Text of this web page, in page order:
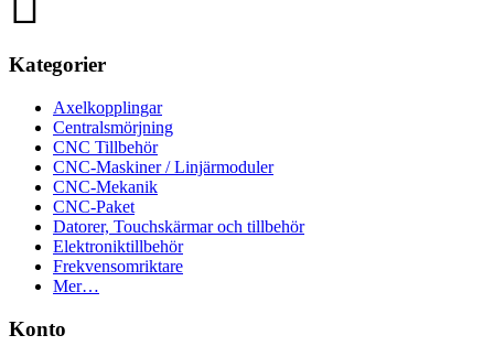
Kategorier
Axelkopplingar
Centralsmörjning
CNC Tillbehör
CNC-Maskiner / Linjärmoduler
CNC-Mekanik
CNC-Paket
Datorer, Touchskärmar och tillbehör
Elektroniktillbehör
Frekvensomriktare
Mer…
Konto